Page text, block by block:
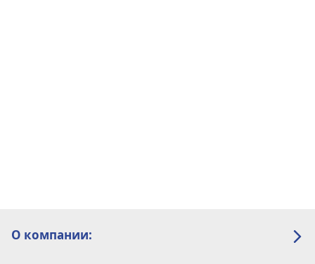
О компании: